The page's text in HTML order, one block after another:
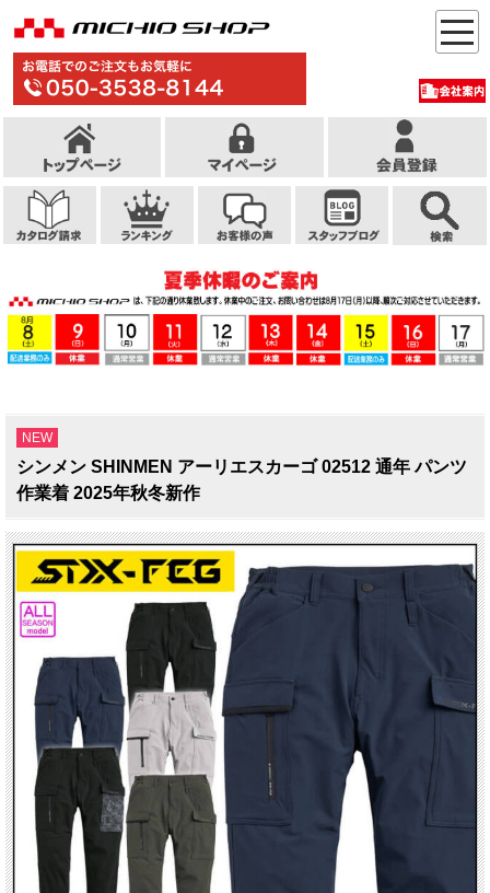
NEW
シンメン SHINMEN アーリエスカーゴ 02512 通年 パンツ
作業着 2025年秋冬新作